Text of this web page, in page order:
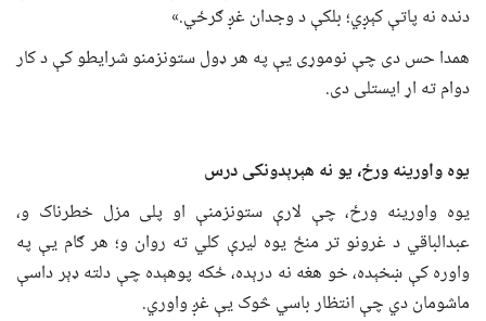
دنده نه پاتې کېږي؛ بلکې د وجدان غږ ګرځي.»
همدا حس دی چې نوموړی یې په هر ډول ستونزمنو شرایطو کې د کار
دوام ته اړ ایستلی دی.
یوه واورینه ورځ، یو نه هېرېدونکی درس
یوه واورینه ورځ، چې لارې ستونزمنې او پلی مزل خطرناک و،
عبدالباقي د غرونو تر منځ یوه لیرې کلي ته روان و؛ هر ګام یې په
واوره کې ښخېده، خو هغه نه درېده، ځکه پوهېده چې دلته ډېر داسې
ماشومان دي چې انتظار باسي څوک یې غږ واوري.